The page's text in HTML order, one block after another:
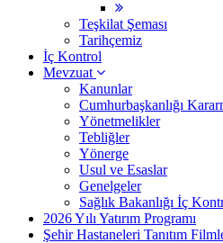
Teşkilat Şeması
Tarihçemiz
İç Kontrol
Mevzuat
Kanunlar
Cumhurbaşkanlığı
Yönetmelikler
Tebliğler
Yönerge
Usul ve Esaslar
Genelgeler
Sağlık Bakanlığı İç
2026 Yılı Yatırım Programı
Şehir Hastaneleri Tanıtım